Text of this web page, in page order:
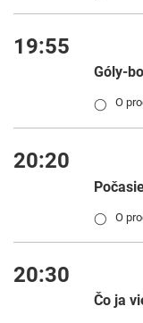
19:55
Góly-
◯ O
20:20
◯ O
20:30
Čo ja